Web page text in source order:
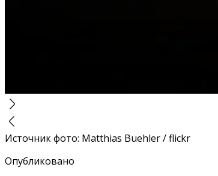
Источник фото: Matthias Buehler / flickr
Опубликовано